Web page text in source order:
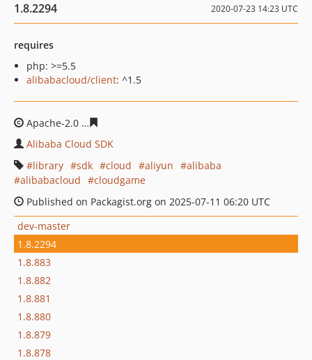
1.8.2294 2020-07-23 14:23 UTC
requires
php: >=5.5
alibabacloud/client: ^1.5
Apache-2.0
Alibaba Cloud SDK
library
sdk cloud aliyun
alibaba
alibabacloud
cloudgame
Published on Packagist.org on 2025-07-11 06:20 UTC
dev-master
1.8.2294
1.8.883
1.8.882
1.8.881
1.8.880
1.8.879
1.8.878